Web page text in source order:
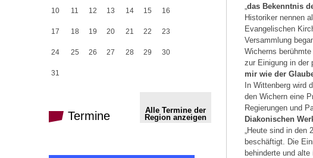
10 11 12 13 14 15 16
17 18 19 20 21 22 23
24 25 26 27 28 29 30
31
Termine
Alle Termine der
Region anzeigen
„das Bekenntnis
Historiker nennen
Evangelischen
Versammlung
Wicherns
zur Einigung in der
mir wie der
In Wittenberg wird
den Wichern eine
Regierungen und
Diakonischen
„Heute sind in den
beschäftigt. Die
behinderte und